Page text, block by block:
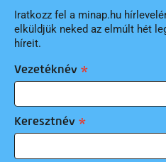
Iratkozz fel a minap.hu
elküldjük neked az elmúlt hét
híreit.
Vezetéknév
Keresztnév